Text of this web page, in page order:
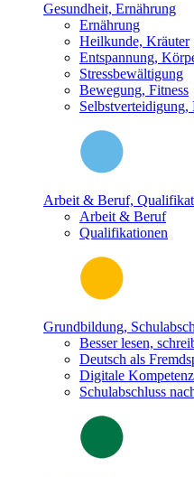
Gesundheit, Ernährung
Ernährung
Heilkunde, Kräuter
Entspannung,
Stressbewältigung
Bewegung, Fitness
Arbeit & Beruf,
Arbeit & Beruf
Qualifikationen
Grundbildung,
Besser lesen,
Deutsch als
Digitale
Schulabschluss